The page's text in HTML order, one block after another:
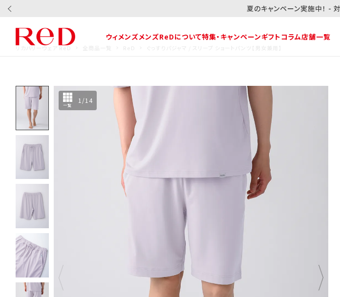
夏のキャンペーン実施中！ -
ウィメンズメンズReDについて特集・キャンペーンギフトコラム店舗一覧
リカバリーウェア ReD
一覧
1 /14